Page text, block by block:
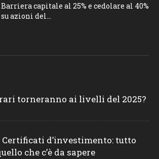
Barriera capitale al 25% e cedolare al 40%
su azioni del...
torneranno ai livelli del 2025?
d’investimento: tutto
che c’è da sapere